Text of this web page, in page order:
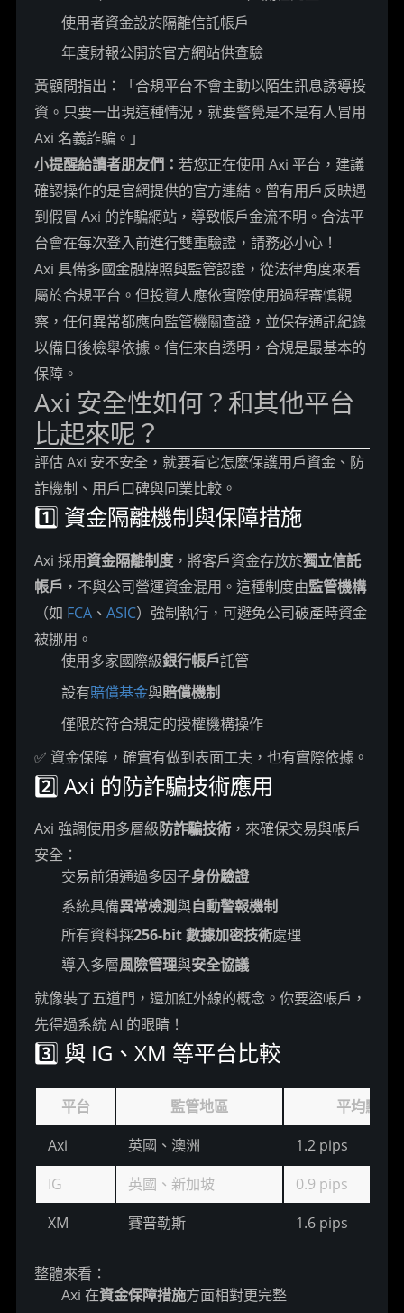
使用者資金設於隔離信託帳戶
年度財報公開於官方網站供查驗
黃顧問指出：「合規平台不會主動以陌生訊息誘導投
資。只要一出現這種情況，就要警覺是不是有人冒用
Axi 名義詐騙。」
小提醒給讀者朋友們：若您正在使用 Axi 平台，建議
確認操作的是官網提供的官方連結。曾有用戶反映遇
到假冒 Axi 的詐騙網站，導致帳戶金流不明。合法平
台會在每次登入前進行雙重驗證，請務必小心！
Axi 具備多國金融牌照與監管認證，從法律角度來看
屬於合規平台。但投資人應依實際使用過程審慎觀
察，任何異常都應向監管機關查證，並保存通訊紀錄
以備日後檢舉依據。信任來自透明，合規是最基本的
保障。
Axi 安全性如何？和其他平台
比起來呢？
評估 Axi 安不安全，就要看它怎麼保護用戶資金、防
詐機制、用戶口碑與同業比較。
1️⃣ 資金隔離機制與保障措施
Axi 採用資金隔離制度 ，將客戶資金存放於獨立信託
帳戶 ，不與公司營運資金混用。這種制度由監管機構
（如 FCA 、ASIC）強制執行，可避免公司破產時資金
被挪用。
使用多家國際級銀行帳戶託管
設有賠償基金與賠償機制
僅限於符合規定的授權機構操作
✅ 資金保障，確實有做到表面工夫，也有實際依據。
2️⃣ Axi 的防詐騙技術應用
Axi 強調使用多層級防詐騙技術，來確保交易與帳戶
安全：
交易前須通過多因子身份驗證
系統具備異常檢測與自動警報機制
所有資料採256-bit 數據加密技術處理
導入多層風險管理與安全協議
就像裝了五道門，還加紅外線的概念。你要盜帳戶，
先得過系統 AI 的眼睛！
3️⃣ 與 IG、XM 等平台比較
平台 監管地區
平均點差
Axi
英國、澳洲
1.2 pips
IG
英國、新加坡
0.9 pips
XM
賽普勒斯 1.6 pips
整體來看：
Axi 在資金保障措施方面相對更完整